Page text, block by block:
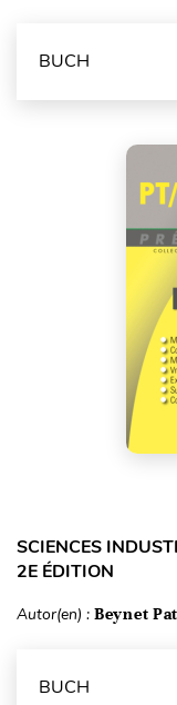
BUCH
SCIENCES
2E ÉDITION
Autor(en) : Beynet
BUCH